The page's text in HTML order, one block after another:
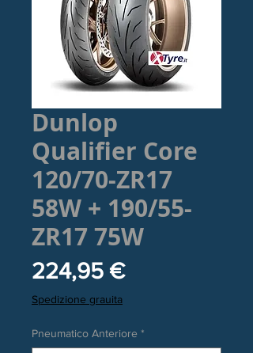
Dunlop
Qualifier Core
120/70-ZR17
58W + 190/55-
ZR17 75W
224,95 €Prezzo
Spedizione grauita
Pneumatico Anteriore *